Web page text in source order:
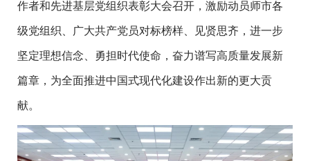
作者和先进基层党组织表彰大会召开，激励动员师市各
级党组织、广大共产党员对标榜样、见贤思齐，进一步
坚定理想信念、勇担时代使命，奋力谱写高质量发展新
篇章，为全面推进中国式现代化建设作出新的更大贡
献。